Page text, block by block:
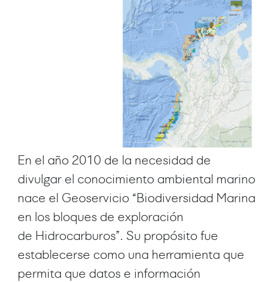
En el año 2010 de la necesidad de
divulgar el conocimiento ambiental marino
nace el Geoservicio “Biodiversidad Marina
en los bloques de exploración
de Hidrocarburos”. Su propósito fue
establecerse como una herramienta que
permita que datos e información